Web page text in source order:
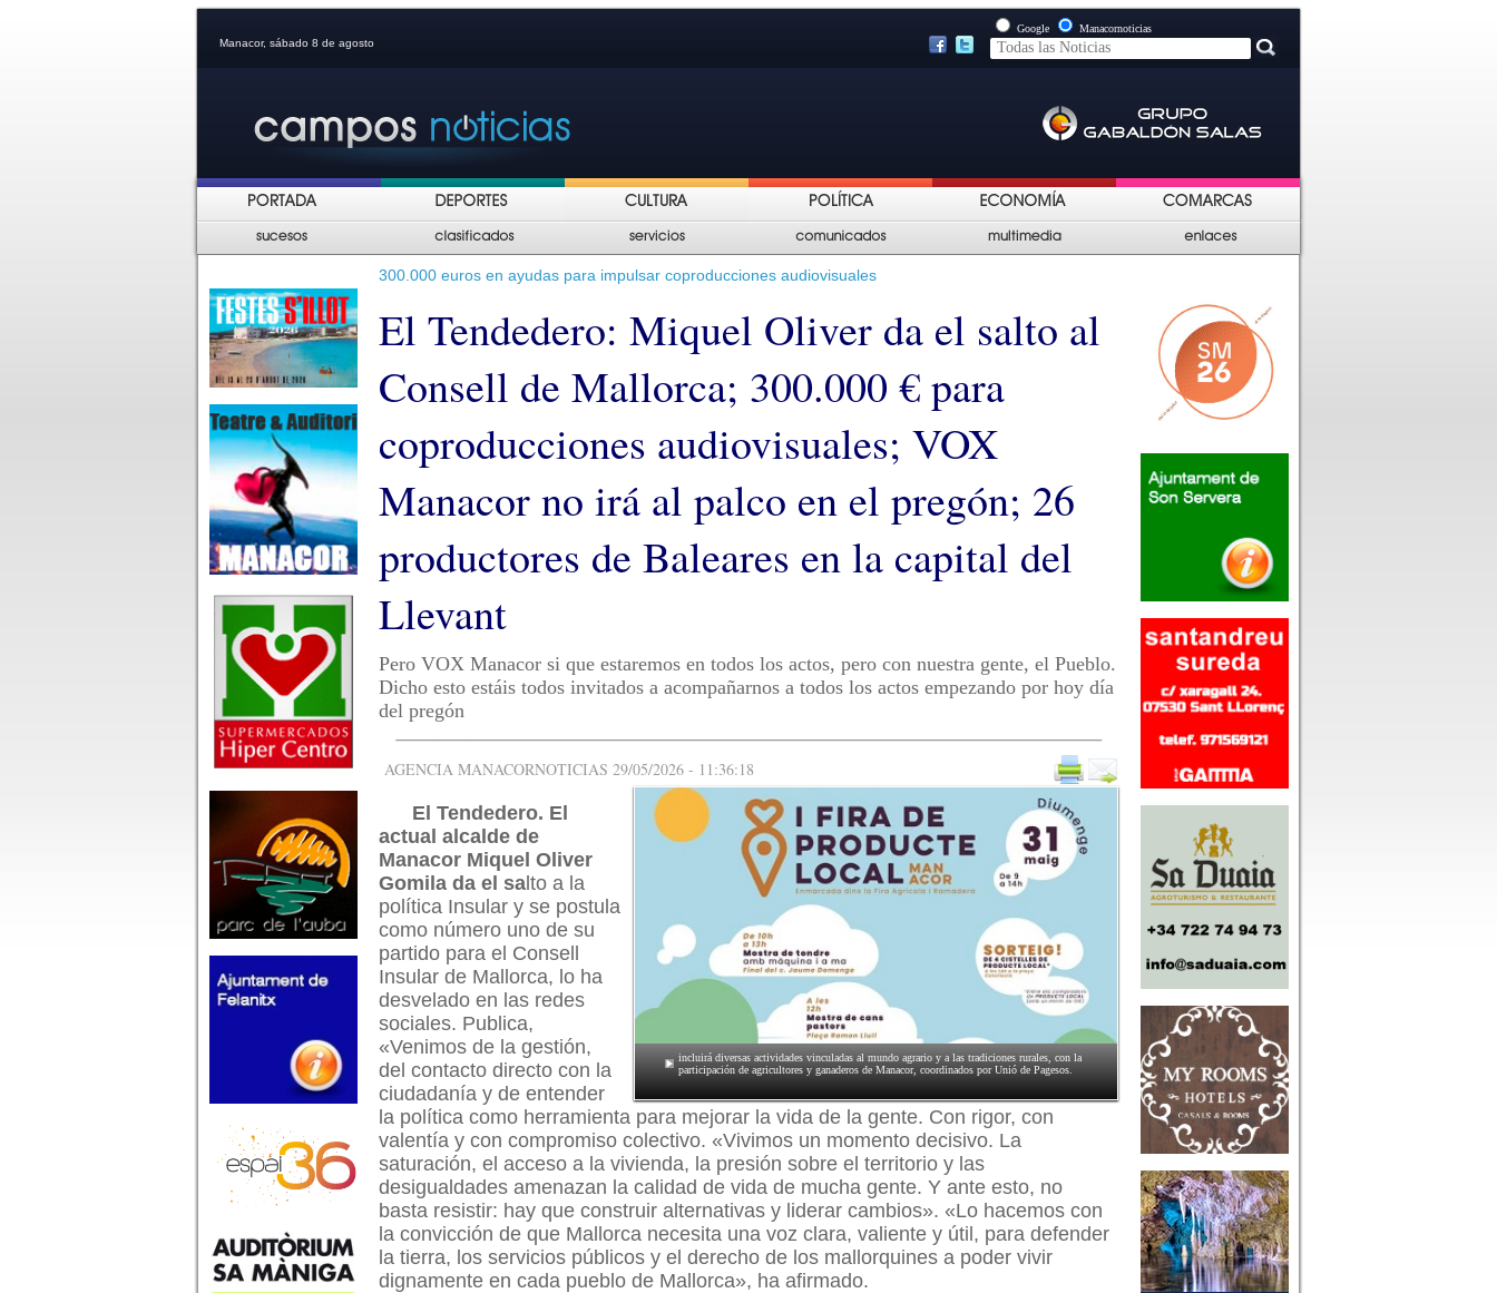
Manacor, sábado 8 de agosto
Google Manacornoticias
300.000 euros en ayudas para impulsar coproducciones audiovisuales
El Tendedero: Miquel Oliver da el salto al
Consell de Mallorca; 300.000 € para
coproducciones audiovisuales; VOX
Manacor no irá al palco en el pregón; 26
productores de Baleares en la capital del
Llevant
Pero VOX Manacor si que estaremos en todos los actos, pero con nuestra gente, el Pueblo.
Dicho esto estáis todos invitados a acompañarnos a todos los actos empezando por hoy día
del pregón
AGENCIA MANACORNOTICIAS 29/05/2026 - 11:36:18
incluirá diversas actividades vinculadas al mundo agrario y a las tradiciones rurales, con la
participación de agricultores y ganaderos de Manacor, coordinados por Unió de Pagesos.
El Tendedero. El
actual alcalde de
Manacor Miquel Oliver
Gomila da el sa lto a la
política Insular y se postula
como número uno de su
partido para el Consell
Insular de Mallorca, lo ha
desvelado en las redes
sociales. Publica,
«Venimos de la gestión,
del contacto directo con la
ciudadanía y de entender
la política como herramienta para mejorar la vida de la gente. Con rigor, con
valentía y con compromiso colectivo. «Vivimos un momento decisivo. La
saturación, el acceso a la vivienda, la presión sobre el territorio y las
desigualdades amenazan la calidad de vida de mucha gente. Y ante esto, no
basta resistir: hay que construir alternativas y liderar cambios». «Lo hacemos con
la convicción de que Mallorca necesita una voz clara, valiente y útil, para defender
la tierra, los servicios públicos y el derecho de los mallorquines a poder vivir
dignamente en cada pueblo de Mallorca», ha afirmado.